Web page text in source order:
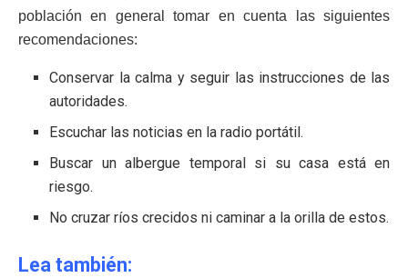
población en general tomar en cuenta las siguientes
recomendaciones:
Conservar la calma y seguir las instrucciones de las
autoridades.
Escuchar las noticias en la radio portátil.
Buscar un albergue temporal si su casa está en
riesgo.
No cruzar ríos crecidos ni caminar a la orilla de estos.
Lea también: